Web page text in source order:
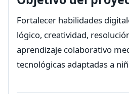
Fortalecer habilidades
lógico, creatividad,
aprendizaje colaborativo
tecnológicas adaptadas a